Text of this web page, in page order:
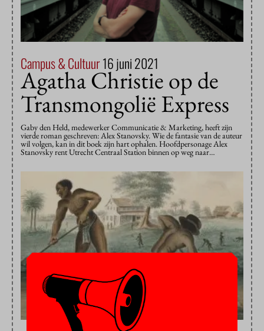
Campus & Cultuur16 juni 2021
Agatha Christie op de
Transmongolië Express
Gaby den Held, medewerker Communicatie & Marketing, heeft zijn
vierde roman geschreven: Alex Stanovsky. Wie de fantasie van de auteur
wil volgen, kan in dit boek zijn hart ophalen. Hoofdpersonage Alex
Stanovsky rent Utrecht Centraal Station binnen op weg naar…